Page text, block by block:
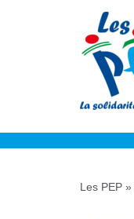
Les PEP »